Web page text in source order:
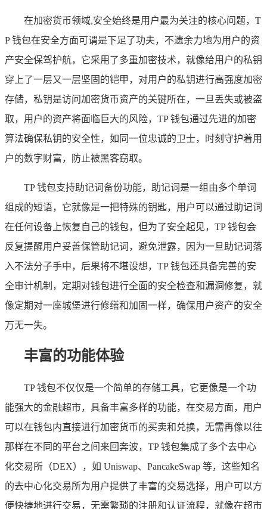
在加密货币领域,安全始终是用户最为关注的核心问题，T
P 钱包在安全方面可谓是下足了功夫，不遗余力地为用户的资
产安全保驾护航，它采用了多重加密技术，就像给用户的私钥
穿上了一层又一层坚固的铠甲，对用户的私钥进行高强度加密
存储，私钥是访问加密货币资产的关键所在，一旦丢失或被盗
取，用户的资产将面临巨大的风险，TP 钱包通过先进的加密
算法确保私钥的安全性，如同一位忠诚的卫士，时刻守护着用
户的数字财富，防止被黑客窃取。
TP 钱包支持助记词备份功能，助记词是一组由多个单词
组成的短语，它就像是一把特殊的钥匙，用户可以通过助记词
在任何设备上恢复自己的钱包，但为了安全起见，TP 钱包会
反复提醒用户妥善保管助记词，避免泄露，因为一旦助记词落
入不法分子手中，后果将不堪设想，TP 钱包还具备完善的安
全审计机制，定期对钱包进行全面的安全检查和漏洞修复，就
像定期对一座城堡进行修缮和加固一样，确保用户资产的安全
万无一失。
丰富的功能体验
TP 钱包不仅仅是一个简单的存储工具，它更像是一个功
能强大的金融超市，具备丰富多样的功能，在交易方面，用户
可以在钱包内直接进行加密货币的买卖和兑换，无需再像以往
那样在不同的平台之间来回奔波，TP 钱包集成了多个去中心
化交易所（DEX），如 Uniswap、PancakeSwap 等，这些知名
的去中心化交易所为用户提供了丰富的交易选择，用户可以方
便快捷地进行交易，无需繁琐的注册和认证流程，就像在超市